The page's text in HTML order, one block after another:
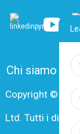
Chi siamo FAQ
Copyright ©
Ltd. Tutti i diritti